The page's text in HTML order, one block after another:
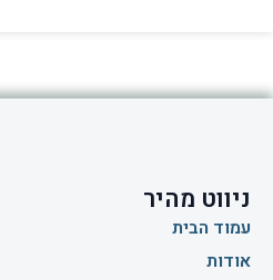
ניווט מהיר
עמוד הבית
אודות